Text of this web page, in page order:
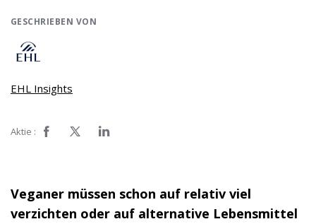
GESCHRIEBEN VON
EHL Insights
Aktie :
Veganer müssen schon auf relativ viel
verzichten oder auf alternative Lebensmittel